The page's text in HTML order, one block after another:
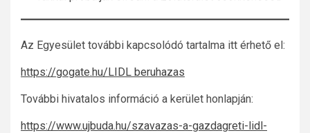
Az Egyesület további kapcsolódó tartalma itt érhető el:
https://gogate.hu/LIDL beruhazas
További hivatalos információ a kerület honlapján:
https://www.ujbuda.hu/szavazas-a-gazdagreti-lidl-